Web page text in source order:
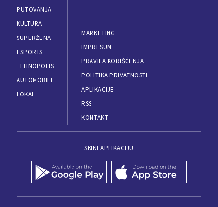
PUTOVANJA
KULTURA
SUPERŽENA
ESPORTS
TEHNOPOLIS
AUTOMOBILI
LOKAL
MARKETING
IMPRESUM
PRAVILA KORIŠĆENJA
POLITIKA PRIVATNOSTI
APLIKACIJE
RSS
KONTAKT
SKINI APLIKACIJU